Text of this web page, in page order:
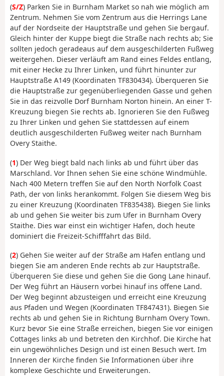
(S/Z) Parken Sie in Burnham Market so nah wie möglich am
Zentrum. Nehmen Sie vom Zentrum aus die Herrings Lane
auf der Nordseite der Hauptstraße und gehen Sie bergauf.
Gleich hinter der Kuppe biegt die Straße nach rechts ab; Sie
sollten jedoch geradeaus auf dem ausgeschilderten Fußweg
weitergehen. Dieser verläuft am Rand eines Feldes entlang,
mit einer Hecke zu Ihrer Linken, und führt hinunter zur
Hauptstraße A149 (Koordinaten TF830434). Überqueren Sie
die Hauptstraße zur gegenüberliegenden Gasse und gehen
Sie in das reizvolle Dorf Burnham Norton hinein. An einer T-
Kreuzung biegen Sie rechts ab. Ignorieren Sie den Fußweg
zu Ihrer Linken und gehen Sie stattdessen auf einem
deutlich ausgeschilderten Fußweg weiter nach Burnham
Overy Staithe.
(1) Der Weg biegt bald nach links ab und führt über das
Marschland. Vor Ihnen sehen Sie eine schöne Windmühle.
Nach 400 Metern treffen Sie auf den North Norfolk Coast
Path, der von links herankommt. Folgen Sie diesem Weg bis
zu einer Kreuzung (Koordinaten TF835438). Biegen Sie links
ab und gehen Sie weiter bis zum Ufer in Burnham Overy
Staithe. Dies war einst ein wichtiger Hafen, doch heute
dominiert die Freizeit-Schifffahrt das Bild.
(2) Gehen Sie weiter auf der Straße am Hafen entlang und
biegen Sie am anderen Ende rechts ab zur Hauptstraße.
Überqueren Sie diese und gehen Sie die Gong Lane hinauf.
Der Weg führt an Häusern vorbei hinauf ins offene Land.
Der Weg beginnt abzusteigen und erreicht eine Kreuzung
aus Pfaden und Wegen (Koordinaten TF847431). Biegen Sie
rechts ab und gehen Sie in Richtung Burnham Overy Town.
Kurz bevor Sie eine Straße erreichen, biegen Sie vor einigen
Cottages links ab und betreten den Kirchhof. Die Kirche hat
ein ungewöhnliches Design und ist einen Besuch wert. Im
Inneren der Kirche finden Sie Informationen über ihre
komplexe Geschichte und Erweiterungen.